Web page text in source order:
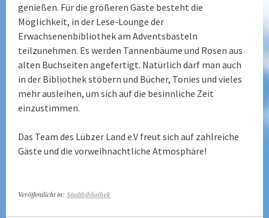
genießen. Für die größeren Gäste besteht die
Möglichkeit, in der Lese-Lounge der
Erwachsenenbibliothek am Adventsbasteln
teilzunehmen. Es werden Tannenbäume und Rosen aus
alten Buchseiten angefertigt. Natürlich darf man auch
in der Bibliothek stöbern und Bücher, Tonies und vieles
mehr ausleihen, um sich auf die besinnliche Zeit
einzustimmen.
Das Team des Lübzer Land e.V freut sich auf zahlreiche
Gäste und die vorweihnachtliche Atmosphäre!
Veröffentlicht in:Stadtbibliothek